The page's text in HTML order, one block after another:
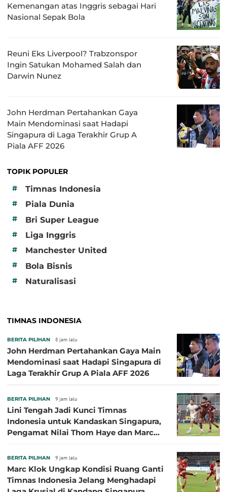
Kemenangan atas Inggris sebagai Hari
Nasional Sepak Bola
Reuni Eks Liverpool? Trabzonspor
Ingin Satukan Mohamed Salah dan
Darwin Nunez
John Herdman Pertahankan Gaya
Main Mendominasi saat Hadapi
Singapura di Laga Terakhir Grup A
Piala AFF 2026
TOPIK POPULER
#
Timnas Indonesia
# Piala Dunia
# Bri Super League
# Liga Inggris
# Manchester United
# Bola Bisnis
# Naturalisasi
TIMNAS INDONESIA
BERITA PILIHAN 8 jam lalu
John Herdman Pertahankan Gaya Main
Mendominasi saat Hadapi Singapura di
Laga Terakhir Grup A Piala AFF 2026
BERITA PILIHAN 9 jam lalu
Lini Tengah Jadi Kunci Timnas
Indonesia untuk Kandaskan Singapura,
Pengamat Nilai Thom Haye dan Marc
BERITA PILIHAN 9 jam lalu
Marc Klok Ungkap Kondisi Ruang Ganti
Timnas Indonesia Jelang Menghadapi